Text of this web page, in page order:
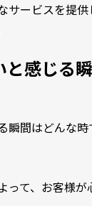
サービスを提
と感じる
瞬間はどんな時
て、お客様が